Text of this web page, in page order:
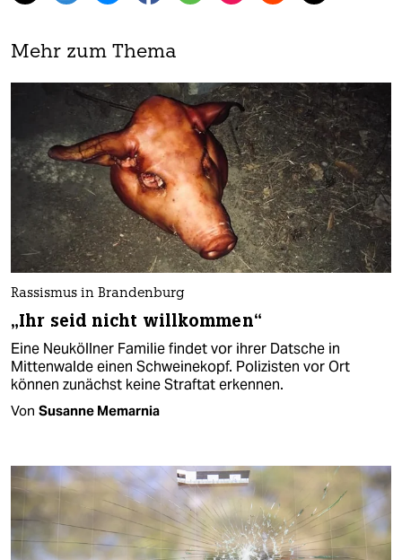
Mehr zum Thema
Rassismus in Brandenburg
„Ihr seid nicht willkommen“
Eine Neuköllner Familie findet vor ihrer Datsche in
Mittenwalde einen Schweinekopf. Polizisten vor Ort
können zunächst keine Straftat erkennen.
Von Susanne Memarnia